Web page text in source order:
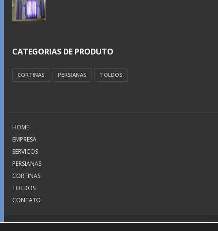
CATEGORIAS DE PRODUTO
CORTINAS PERSIANAS TOLDOS
HOME
EMPRESA
SERVIÇOS
PERSIANAS
CORTINAS
TOLDOS
CONTATO